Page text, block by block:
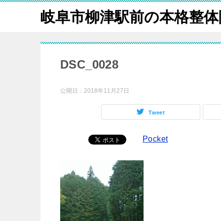
岐阜市柳津駅前の本格整体
DSC_0028
公開日： 2018年11月27日
Tweet
Pocket